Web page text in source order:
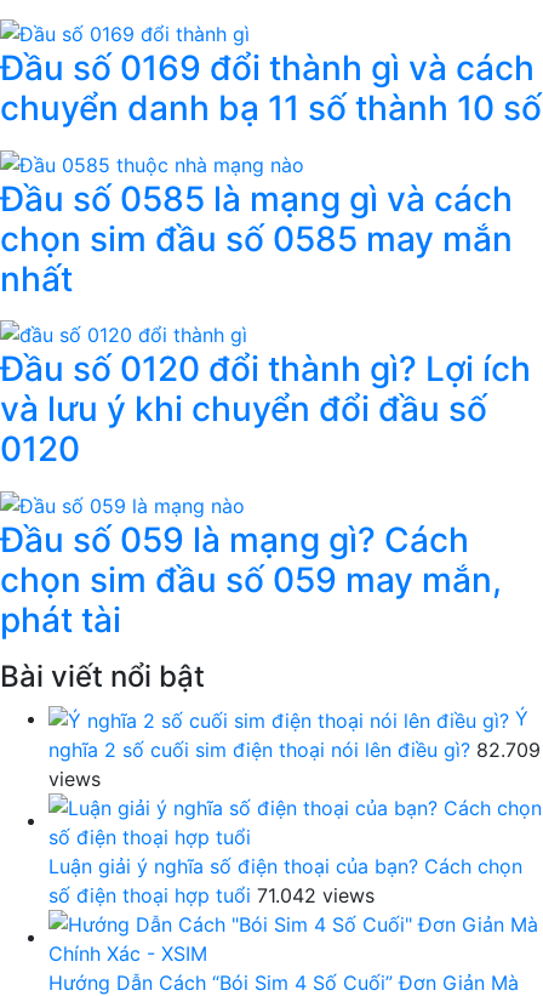
Đầu số 0169 đổi thành gì và cách
chuyển danh bạ 11 số thành 10 số
Đầu số 0585 là mạng gì và cách
chọn sim đầu số 0585 may mắn
nhất
Đầu số 0120 đổi thành gì? Lợi ích
và lưu ý khi chuyển đổi đầu số
0120
Đầu số 059 là mạng gì? Cách
chọn sim đầu số 059 may mắn,
phát tài
Bài viết nổi bật
Ý
nghĩa 2 số cuối sim điện thoại nói lên điều gì? 82.709
views
Luận giải ý nghĩa số điện thoại của bạn? Cách chọn
số điện thoại hợp tuổi 71.042 views
Hướng Dẫn Cách “Bói Sim 4 Số Cuối” Đơn Giản Mà